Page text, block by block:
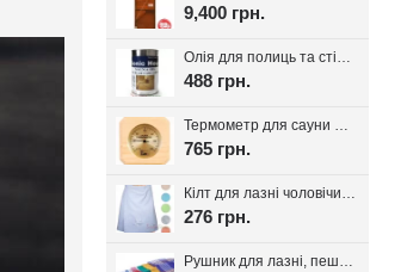
9,400 грн.
Олія для полиць та стін сауни Bionic House 0.8л, Україна
488 грн.
Термометр для сауни Sawo 220-TP
765 грн.
Кілт для лазні чоловічий, вафельне полотно
276 грн.
Рушник для лазні, пештемаль Класика, 1шт